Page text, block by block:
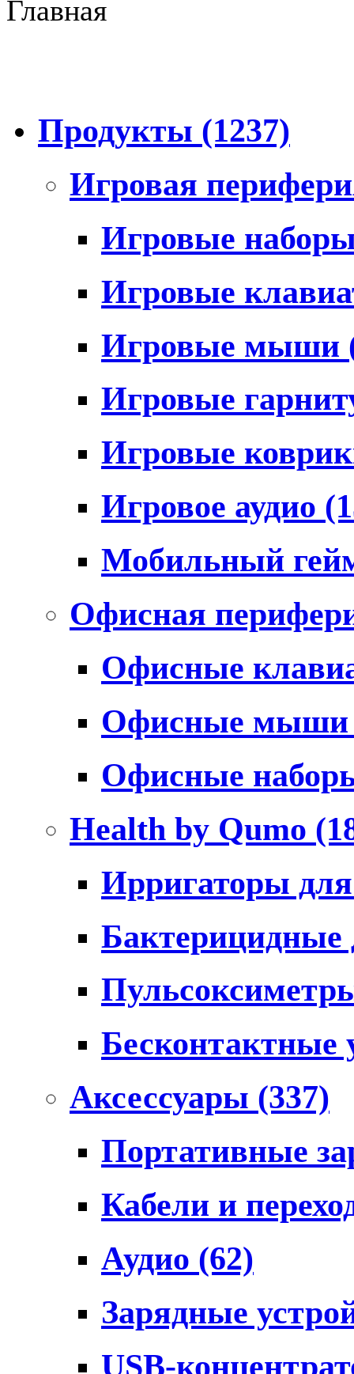
Главная
Продукты (1237)
Игровая
Игровые
Игровые
Игровые мыши
Игровые
Игровые
Игровое аудио
Мобильный
Офисная
Офисные
Офисные
Офисные
Health by Qumo
Ирригаторы
Бесконтактные
Аксессуары (337)
Портативные
Кабели и
Аудио (62)
Зарядные
USB-